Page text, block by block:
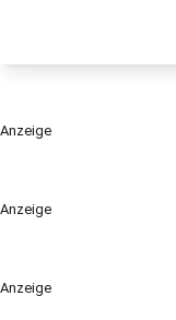
Anzeige
Anzeige
Anzeige